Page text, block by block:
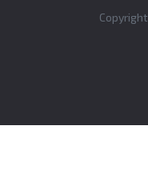
Copyright